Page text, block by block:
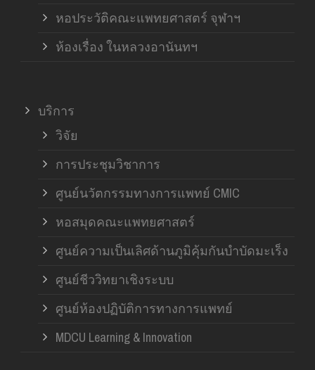
หอประวัติคณะแพทยศาสตร์ จุฬาฯ
ห้องเรื่อง ในหลวงอานันทฯ
บริการ
วิจัย
การประชุมวิชาการ
ศูนย์นวัตกรรมทางการแพทย์ CMIC
หอสมุดคณะแพทยศาสตร์
ศูนย์ความเป็นเลิศด้านภูมิคุ้มกันบำบัดมะเร็ง
ศูนย์ชีววิทยาเชิงระบบ
ศูนย์ห้องปฏิบัติการทางการแพทย์
MDCU Learning & Innovation